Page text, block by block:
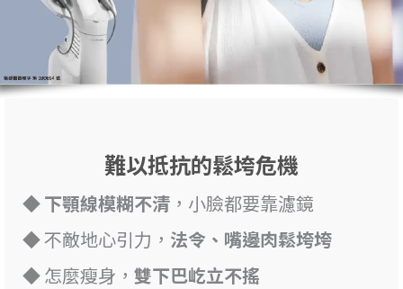
難以抵抗的鬆垮危機
◆下顎線模糊不清 ，小臉都要靠濾鏡
◆ 不敵地心引力， 法令、嘴邊肉鬆垮垮
◆ 怎麼瘦身， 雙下巴屹立不搖